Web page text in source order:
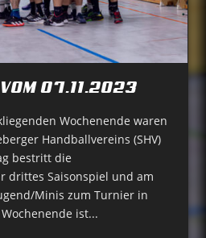
VOM 07.11.2023
Wochenende waren
Handballvereins (SHV)
bestritt die
drittes Saisonspiel und am
Minis zum Turnier in
ist...